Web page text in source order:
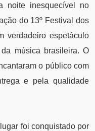
noite inesquecível no
do 13º Festival dos
verdadeiro espetáculo
música brasileira. O
o público com
e pela qualidade
foi conquistado por